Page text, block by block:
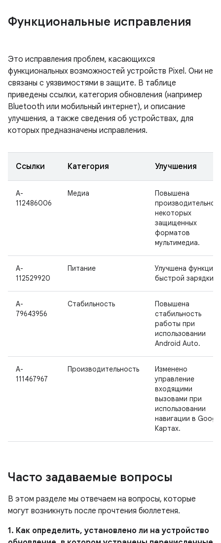
Функциональные исправления
Это исправления проблем, касающихся
функциональных возможностей устройств Pixel. Они не
связаны с уязвимостями в защите. В таблице
приведены ссылки, категория обновления (например
Bluetooth или мобильный интернет), и описание
улучшения, а также сведения об устройствах, для
которых предназначены исправления.
Ссылки Категория Улучшения
A-
112486006
Медиа
Повышена
некоторых
защищенных
форматов
мультимедиа.
A-
112529920
Питание
Улучшена функция
быстрой зарядки.
A-
79643956
Стабильность
Повышена
стабильность
работы при
использовании
Android Auto.
A-
111467967
Производительность
Изменено
управление
входящими
вызовами при
использовании
навигации в
Картах.
Часто задаваемые вопросы
В этом разделе мы отвечаем на вопросы, которые
могут возникнуть после прочтения бюллетеня.
1. Как определить, установлено ли на устройство